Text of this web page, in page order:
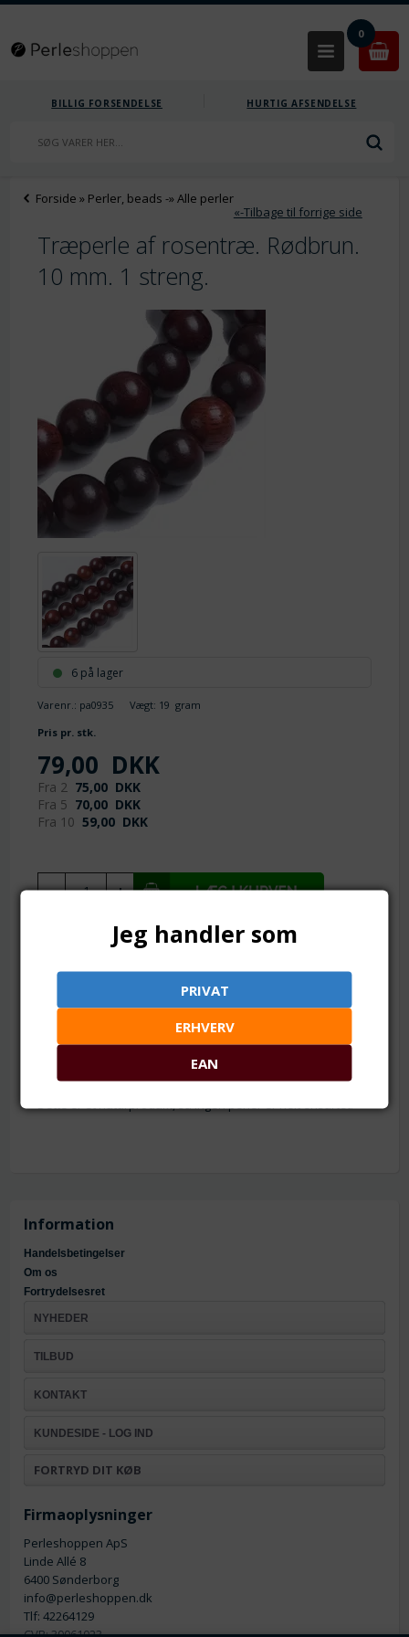
0
BILLIG FORSENDELSE HURTIG AFSENDELSE
Forside » Perler, beads -»Alle perler
«-Tilbage til forrige side
Træperle af rosentræ. Rødbrun.
10 mm. 1 streng.
6 på lager
Varenr.: pa0935 Vægt: 19 gram
Pris pr. stk.
79,00 DKK
Fra 2 75,00 DKK
Fra 5 70,00 DKK
Fra 10 59,00 DKK
TILFØJ TIL ØNSKESKYEN
Hul: ca. 1 mm
Dette er et naturprodukt, så ingen perler er helt ensartet.
Information
Handelsbetingelser
Om os
Fortrydelsesret
NYHEDER
TILBUD
KONTAKT
KUNDESIDE - LOG IND
FORTRYD DIT KØB
Firmaoplysninger
Perleshoppen ApS
Linde Allé 8
6400 Sønderborg
info@perleshoppen.dk
Tlf: 42264129
Jeg handler som
PRIVAT
ERHVERV
EAN